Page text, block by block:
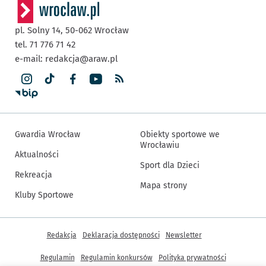
pl. Solny 14, 50-062 Wrocław
tel. 71 776 71 42
e-mail: redakcja@araw.pl
Gwardia Wrocław
Aktualności
Rekreacja
Kluby Sportowe
Obiekty sportowe we
Wrocławiu
Sport dla Dzieci
Mapa strony
Inne informacje
Redakcja Deklaracja dostępności Newsletter
Regulamin Regulamin konkursów Polityka prywatności